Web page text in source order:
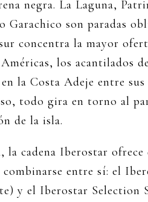
negra. La Laguna,
Garachico son paradas
concentra la mayor
los acantilados
la Costa Adeje entre sus
todo gira en torno al
de la isla.
cadena Iberostar ofrece
combinarse entre sí: el
y el Iberostar Selection